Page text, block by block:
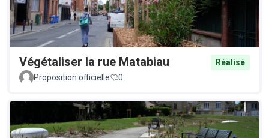
Végétaliser la rue Matabiau
Réalisé
Proposition officielle
0